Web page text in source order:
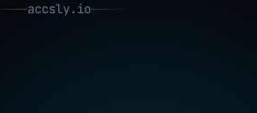
accsly.io